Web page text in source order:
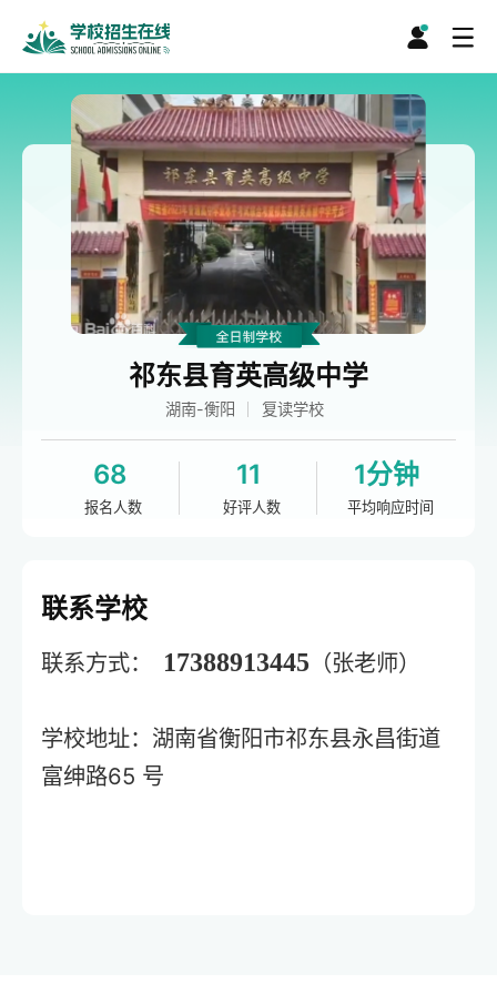
祁东县育英高级中学
湖南-衡阳 复读学校
68
报名人数
11
好评人数
1分钟
平均响应时间
联系学校
联系方式： 17388913445 （张老师）
学校地址：湖南省衡阳市祁东县永昌街道
富绅路65 号